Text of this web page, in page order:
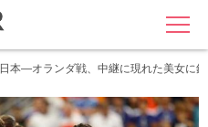
MENU
日本―オランダ戦、中継に現れた美女に